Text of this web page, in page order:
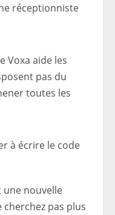
réceptionniste
Voxa aide les
pas du
toutes les
à écrire le code
une nouvelle
pas plus